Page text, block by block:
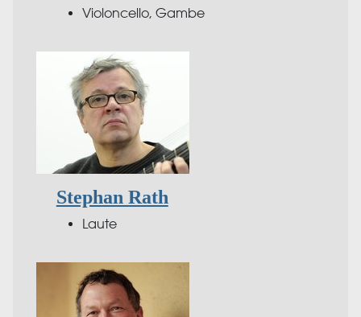
Violoncello, Gambe
Stephan Rath
Laute